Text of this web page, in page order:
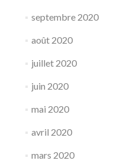
septembre 2020
août 2020
juillet 2020
juin 2020
mai 2020
avril 2020
mars 2020